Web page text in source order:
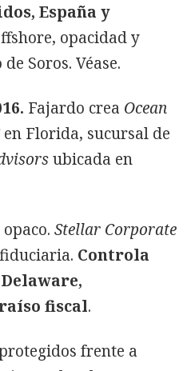
España y
opacidad y
Soros. Véase.
Fajardo crea Ocean
en Florida, sucursal de
ubicada en
Stellar Corporate
Controla
fiscal.
frente a